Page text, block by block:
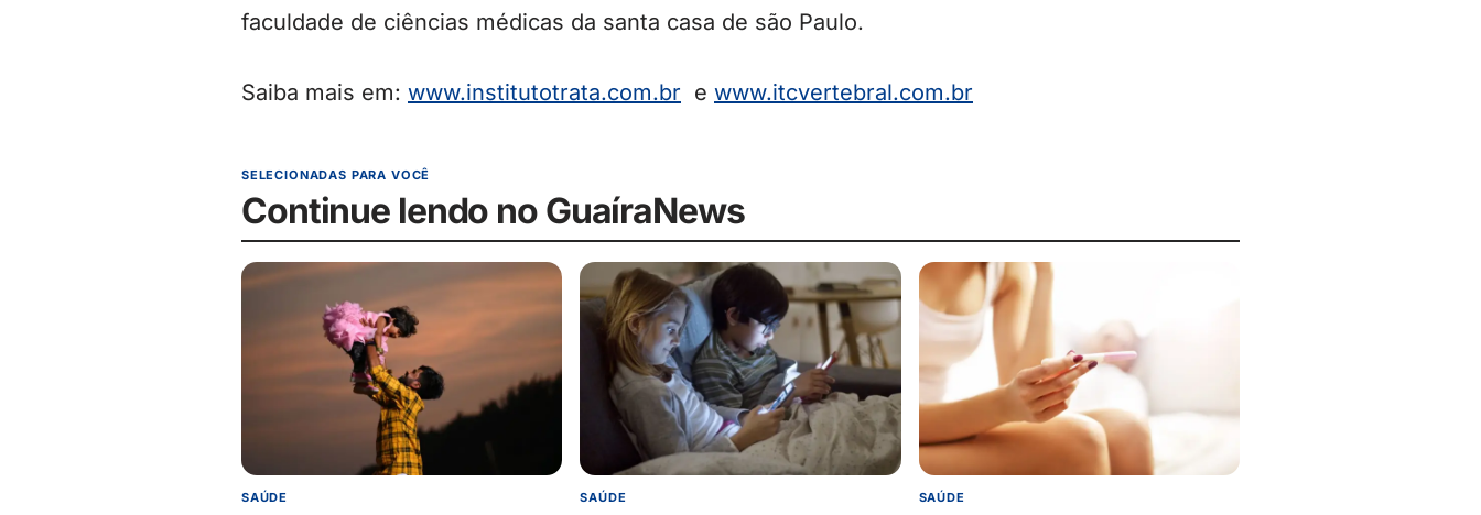
faculdade de ciências médicas da santa casa de são Paulo.
Saiba mais em: www.institutotrata.com.br e www.itcvertebral.com.br
SELECIONADAS PARA VOCÊ
Continue lendo no GuaíraNews
SAÚDE SAÚDE SAÚDE